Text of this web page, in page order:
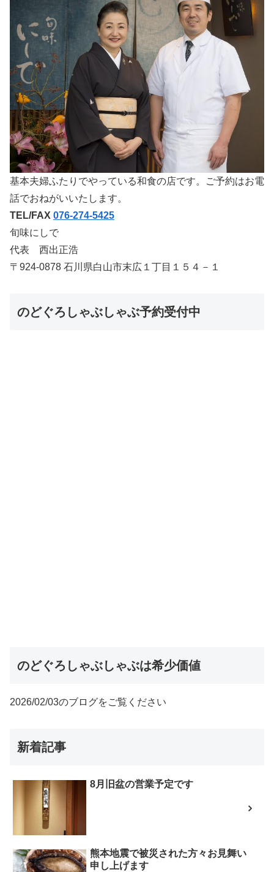
基本夫婦ふたりでやっている和食の店です。ご予約はお電
話でおねがいいたします。
TEL/FAX 076-274-5425
旬味にしで
代表 西出正浩
〒924-0878 石川県白山市末広１丁目１５４－１
のどぐろしゃぶしゃぶ予約受付中
のどぐろしゃぶしゃぶは希少価値
2026/02/03のブログをご覧ください
新着記事
8月旧盆の営業予定です
熊本地震で被災された方々お見舞い
申し上げます